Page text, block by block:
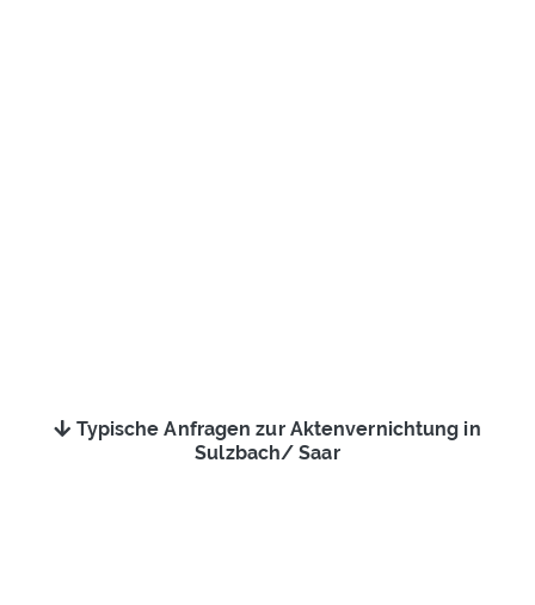
Typische Anfragen zur Aktenvernichtung in
Sulzbach/ Saar